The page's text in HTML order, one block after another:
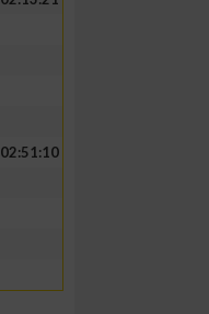
02:51:10